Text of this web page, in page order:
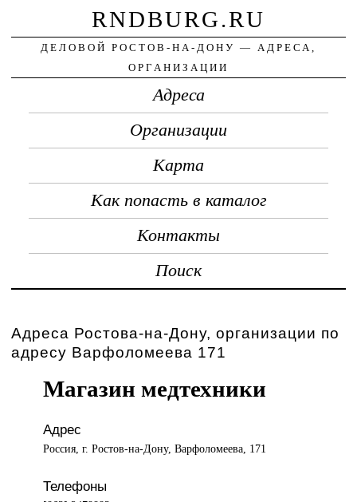
RNDBURG.RU
ДЕЛОВОЙ РОСТОВ-НА-ДОНУ — АДРЕСА,
ОРГАНИЗАЦИИ
Адреса
Организации
Карта
Как попасть в каталог
Контакты
Поиск
Адреса Ростова-на-Дону, организации по
адресу Варфоломеева 171
Магазин медтехники
Адрес
Россия, г. Ростов-на-Дону, Варфоломеева, 171
Телефоны